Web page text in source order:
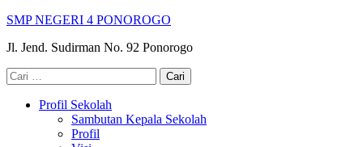
Lompat
konten
Enter)
SMP NEGERI 4 PONOROGO
Jl. Jend. Sudirman No. 92 Ponorogo
Cari
untuk:
Profil Sekolah
Sambutan Kepala Sekolah
Profil